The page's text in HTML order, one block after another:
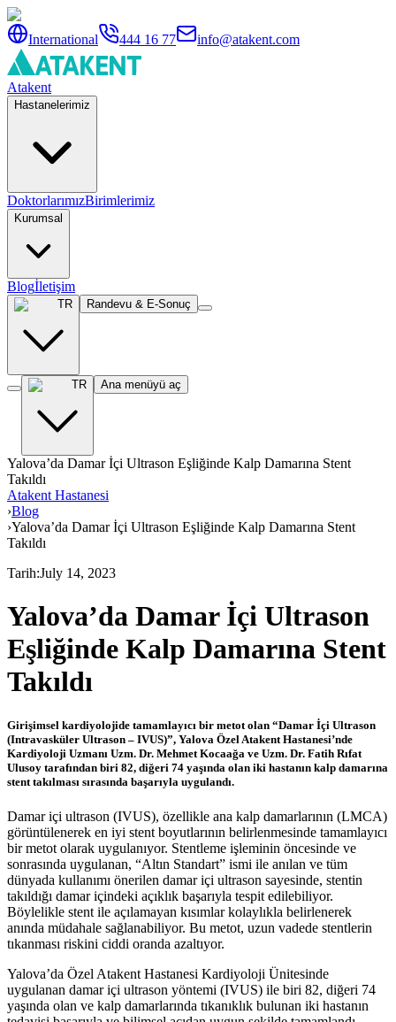
International 444 16 77 info@atakent.com
Atakent
Hastanelerimiz
DoktorlarımızBirimlerimiz
Kurumsal
Blogİletişim
TR Randevu & E-Sonuç
TR Ana menüyü aç
Yalova’da Damar İçi Ultrason Eşliğinde Kalp Damarına Stent
Takıldı
Atakent Hastanesi
›Blog
›Yalova’da Damar İçi Ultrason Eşliğinde Kalp Damarına Stent
Takıldı
Tarih:July 14, 2023
Yalova’da Damar İçi Ultrason
Eşliğinde Kalp Damarına Stent
Takıldı
Girişimsel kardiyolojide tamamlayıcı bir metot olan “Damar İçi Ultrason
(Intravasküler Ultrason – IVUS)”, Yalova Özel Atakent Hastanesi’nde
Kardiyoloji Uzmanı Uzm. Dr. Mehmet Kocaağa ve Uzm. Dr. Fatih Rıfat
Ulusoy tarafından biri 82, diğeri 74 yaşında olan iki hastanın kalp damarına
stent takılması sırasında başarıyla uygulandı.
Damar içi ultrason (IVUS), özellikle ana kalp damarlarının (LMCA)
görüntülenerek en iyi stent boyutlarının belirlenmesinde tamamlayıcı
bir metot olarak uygulanıyor. Stentleme işleminin öncesinde ve
sonrasında uygulanan, “Altın Standart” ismi ile anılan ve tüm
dünyada kullanımı önerilen damar içi ultrason sayesinde, stentin
takıldığı damar içindeki açıklık başarıyla tespit edilebiliyor.
Böylelikle stent ile açılamayan kısımlar kolaylıkla belirlenerek
anında müdahale sağlanabiliyor. Bu metot, uzun vadede stentlerin
tıkanması riskini ciddi oranda azaltıyor.
Yalova’da Özel Atakent Hastanesi Kardiyoloji Ünitesinde
uygulanan damar içi ultrason yöntemi (IVUS) ile biri 82, diğeri 74
yaşında olan ve kalp damarlarında tıkanıklık bulunan iki hastanın